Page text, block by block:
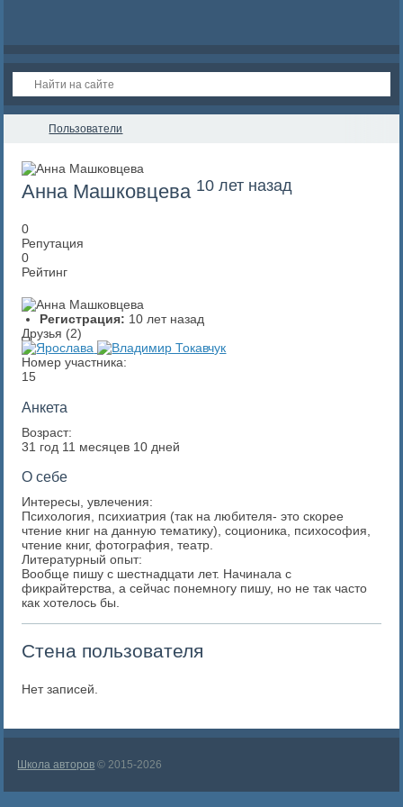
Пользователи
Анна Машковцева 10 лет назад
0
Репутация
0
Рейтинг
Регистрация: 10 лет назад
Друзья (2)
Номер участника:
15
Анкета
Возраст:
31 год 11 месяцев 10 дней
О себе
Интересы, увлечения:
Психология, психиатрия (так на любителя- это скорее
чтение книг на данную тематику), соционика, психософия,
чтение книг, фотография, театр.
Литературный опыт:
Вообще пишу с шестнадцати лет. Начинала с
фикрайтерства, а сейчас понемногу пишу, но не так часто
как хотелось бы.
Стена пользователя
Нет записей.
Школа авторов © 2015-2026